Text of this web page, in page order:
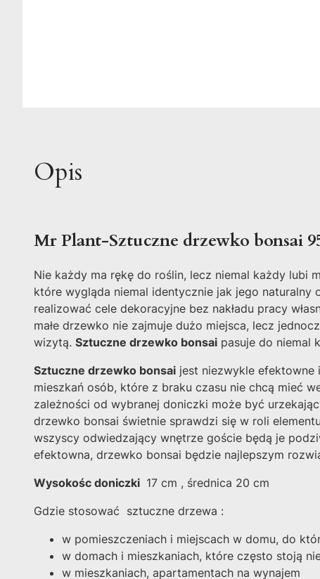
Opis
Mr Plant-Sztuczne drzewko bonsai
Nie każdy ma rękę do roślin, lecz niemal każdy lubi
które wygląda niemal identycznie jak jego
realizować cele dekoracyjne bez nakładu pracy
małe drzewko nie zajmuje dużo miejsca, lecz
wizytą. Sztuczne drzewko bonsai pasuje do niemal
Sztuczne drzewko bonsai jest niezwykle efektowne
mieszkań osób, które z braku czasu nie chcą mieć
zależności od wybranej doniczki może być
drzewko bonsai świetnie sprawdzi się w roli
wszyscy odwiedzający wnętrze goście będą je
efektowna, drzewko bonsai będzie najlepszym
Wysokośc doniczki 17 cm , średnica 20 cm
Gdzie stosować sztuczne drzewa :
w pomieszczeniach i miejscach w domu, do
w domach i mieszkaniach, które często stoją
w mieszkaniach, apartamentach na wynajem